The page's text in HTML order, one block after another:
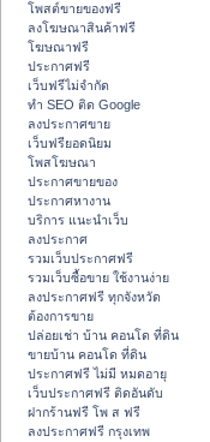
โพสต์ขายของฟรี
ลงโฆษณาสินค้าฟรี
โฆษณาฟรี
ประกาศฟรี
เว็บฟรีไม่จำกัด
ทำ SEO ติด Google
ลงประกาศขาย
เว็บฟรียอดนิยม
โพสโฆษณา
ประกาศขายของ
ประกาศหางาน
บริการ แนะนำเว็บ
ลงประกาศ
รวมเว็บประกาศฟรี
รวมเว็บซื้อขาย ใช้งานง่าย
ลงประกาศฟรี ทุกจังหวัด
ต้องการขาย
ปล่อยเช่า บ้าน คอนโด ที่ดิน
ขายบ้าน คอนโด ที่ดิน
ประกาศฟรี ไม่มี หมดอายุ
เว็บประกาศฟรี ติดอันดับ
ฝากร้านฟรี โพ ส ฟรี
ลงประกาศฟรี กรุงเทพ